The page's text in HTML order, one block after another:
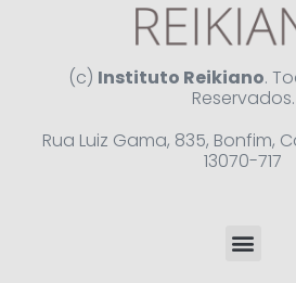
(c) Instituto Reikiano.
Reservados.
Rua Luiz Gama, 835, Bonfim,
13070-717